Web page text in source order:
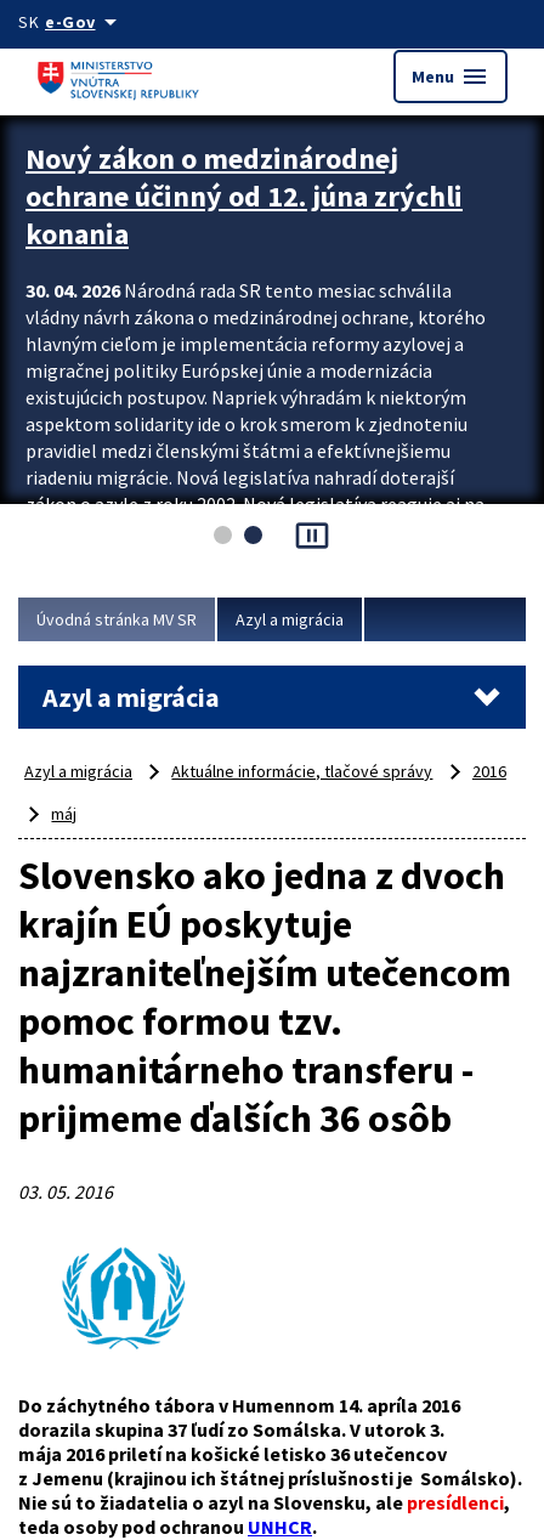
Preskocit na hlavný obsah
SK e-Govarrow_drop_down
Menu menu
Zastavit automatický posun upútavok
Nový zákon o medzinárodnej
ochrane účinný od 12. júna zrýchli
konania
30. 04. 2026Národná rada SR tento mesiac schválila
vládny návrh zákona o medzinárodnej ochrane, ktorého
hlavným cieľom je implementácia reformy azylovej a
migračnej politiky Európskej únie a modernizácia
existujúcich postupov. Napriek výhradám k niektorým
aspektom solidarity ide o krok smerom k zjednoteniu
pravidiel medzi členskými štátmi a efektívnejšiemu
riadeniu migrácie. Nová legislatíva nahradí doterajší
zákon o azyle z roku 2002. Nová legislatíva reaguje aj na
vývoj posledného desaťročia, počas...
pause_presentation
Úvodná stránka MV SR Azyl a migrácia
Azyl a migrácia
Azyl a migrácia Aktuálne informácie, tlačové správy
2016
máj
Slovensko ako jedna z dvoch
krajín EÚ poskytuje
najzraniteľnejším utečencom
pomoc formou tzv.
humanitárneho transferu -
prijmeme ďalších 36 osôb
03. 05. 2016
Do záchytného tábora v Humennom 14. apríla 2016
dorazila skupina 37 ľudí zo Somálska. V utorok 3.
mája 2016 priletí na košické letisko 36 utečencov
z Jemenu (krajinou ich štátnej príslušnosti je Somálsko).
Nie sú to žiadatelia o azyl na Slovensku, ale presídlenci,
teda osoby pod ochranou UNHCR.